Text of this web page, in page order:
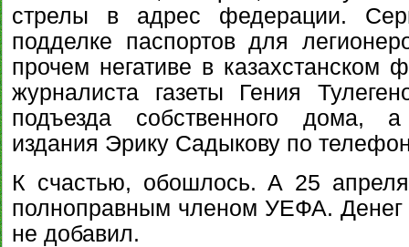
стрелы в адрес федерации.
подделке паспортов для
прочем негативе в казахстанском
журналиста газеты Гения
подъезда собственного дома, а
издания Эрику Садыкову по
К счастью, обошлось. А 25
полноправным членом УЕФА. Денег
не добавил.